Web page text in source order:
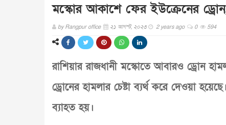
মস্কোর আকাশে ফের ইউক্রেনের
byRangpur office ২১ আগস্ট, ২০২৩ 2 years ago 0 594
রাশিয়ার রাজধানী মস্কোতে আবারও ড্রোন
ড্রোনের হামলার চেষ্টা ব্যর্থ করে দেওয়া
ব্যাহত হয়।